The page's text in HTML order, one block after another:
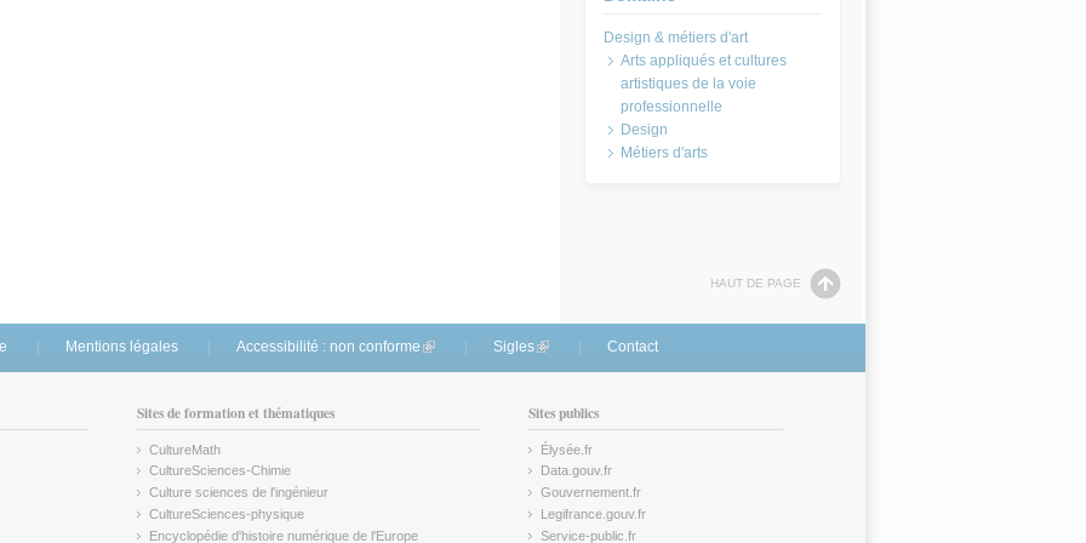
Arts appliqués et cultures
artistiques de la voie
professionnelle
Design
Métiers d'arts
HAUT DE PAGE
Mentions légales Accessibilité : non conforme (link is external)
Sigles(link is external)
Contact
Sites de formation et thématiques
CultureMath
(link is external)
CultureSciences-Chimie
(link is external)
Culture sciences de l'ingénieur
CultureSciences-physique
(link is external)
Encyclopédie d'histoire numérique de l'Europe
Sites publics
Élysée.fr
(link is external)
Data.gouv.fr
(link is external)
Gouvernement.fr
(link is external)
Legifrance.gouv.fr
(link is external)
Service-public.fr